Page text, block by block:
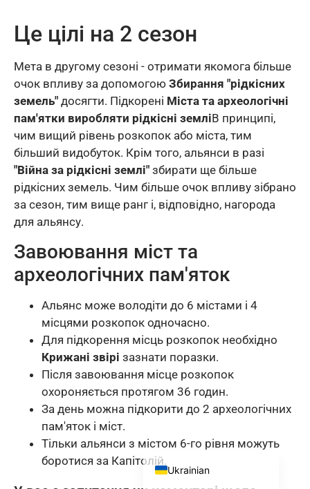
Це цілі на 2 сезон
Мета в другому сезоні - отримати якомога більше
очок впливу за допомогою Збирання "рідкісних
земель" досягти. Підкорені Міста та археологічні
пам'ятки виробляти рідкісні земліВ принципі,
чим вищий рівень розкопок або міста, тим
більший видобуток. Крім того, альянси в разі
"Війна за рідкісні землі" збирати ще більше
рідкісних земель. Чим більше очок впливу зібрано
за сезон, тим вище ранг і, відповідно, нагорода
для альянсу.
Завоювання міст та
археологічних пам'яток
Альянс може володіти до 6 містами і 4
місцями розкопок одночасно.
Для підкорення місць розкопок необхідно
Крижані звірі зазнати поразки.
Після завоювання місце розкопок
охороняється протягом 36 годин.
За день можна підкорити до 2 археологічних
пам'яток і міст.
Тільки альянси з містом 6-го рівня можуть
боротися за Капітолій.
Ukrainian
German
Italian
French
Polish
Portuguese (Brazil)
Arabic
Indonesian
Dutch
Russian
Chinese (Taiwan)
Chinese (Hong Kong)
Thai